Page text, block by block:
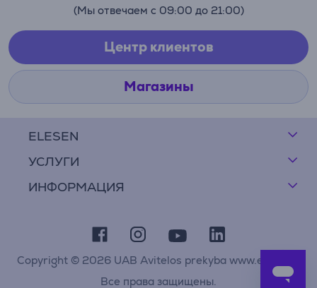
ELESEN
УСЛУГИ
ИНФОРМАЦИЯ
(Мы отвечаем с 09:00 до 21:00)
Центр клиентов
Магазины
Copyright © 2026 UAB Avitelos prekyba www.elesen.lt
Все права защищены.